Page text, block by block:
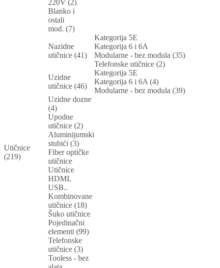
220V (2)
Blanko i
ostali
mod. (7)
Utičnice
(219)
Nazidne
utičnice (41)
Kategorija 5E
Kategorija 6 i 6A
Modularne - bez modula (35)
Telefonske utičnice (2)
Uzidne
utičnice (46)
Kategorija 5E
Kategorija 6 i 6A (4)
Modularne - bez modula (39)
Uzidne dozne
(4)
Upodne
utičnice (2)
Aluminijumski
stubići (3)
Fiber optičke
utičnice
Utičnice
HDMI,
USB..
Kombinovane
utičnice (18)
Šuko utičnice
Pojedinačni
elementi (99)
Telefonske
utičnice (3)
Tooless - bez